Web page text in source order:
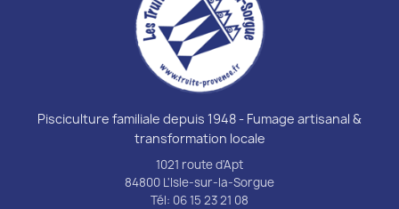
Pisciculture familiale depuis 1948 - Fumage artisanal &
transformation locale
1021 route d'Apt
84800 L'Isle-sur-la-Sorgue
Tél: 06 15 23 21 08